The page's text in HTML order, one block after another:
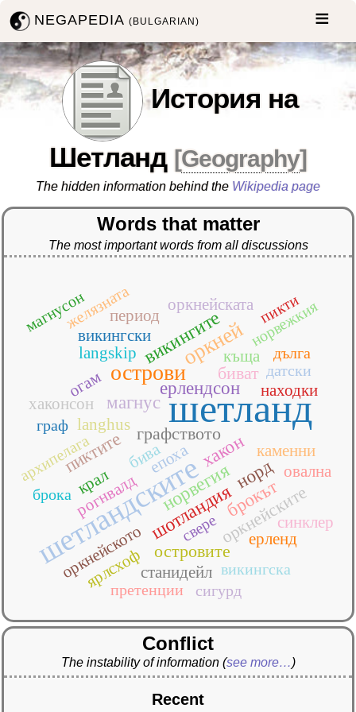
NEGAPEDIA(BULGARIAN)
История на
Шетланд [Geography]
The hidden information behind the Wikipedia page
Words that matter
The most important words from all discussions
шетланд
шетландските
острови
оркней
викингите
норвегия
шотландияброкът
ерлендсон
магнус
норд
пиктите хакон
биват
графството
оркнейските
островите
langhus
langskip
бива
викингски
епоха
ерленд
каменни
крал
къща
находки
овална
огам
оркнейската
оркнейското
период
рогнвалд
синклер
станидейл
хаконсон
ярлсхоф
архипелага
брока
викингска
граф
датски
дълга
желязната
магнусон норвежкия
пикти
претенции
свере
сигурд
Conflict
The instability of information (see more…)
Recent